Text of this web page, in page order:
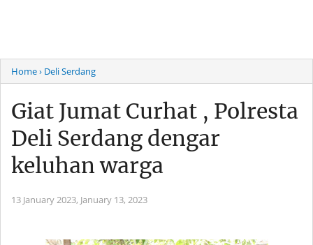
Home› Deli Serdang
Giat Jumat Curhat , Polresta
Deli Serdang dengar
keluhan warga
13 January 2023, January 13, 2023